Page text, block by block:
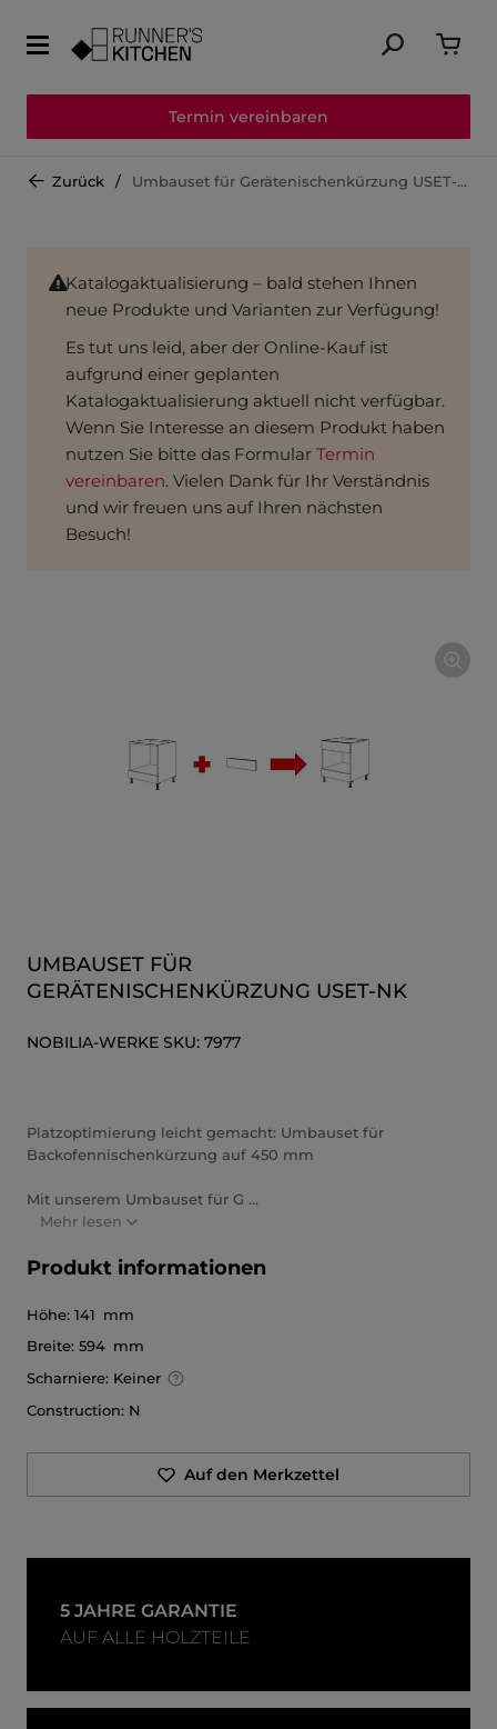
Termin vereinbaren
Zurück Umbauset für Gerätenischenkürzung USET-NK
Katalogaktualisierung – bald stehen Ihnen
neue Produkte und Varianten zur Verfügung!
Es tut uns leid, aber der Online-Kauf ist
aufgrund einer geplanten
Katalogaktualisierung aktuell nicht verfügbar.
Wenn Sie Interesse an diesem Produkt haben
nutzen Sie bitte das Formular Termin
vereinbaren. Vielen Dank für Ihr Verständnis
und wir freuen uns auf Ihren nächsten
Besuch!
UMBAUSET FÜR
GERÄTENISCHENKÜRZUNG USET-NK
NOBILIA-WERKE SKU: 7977
Platzoptimierung leicht gemacht: Umbauset für
Backofennischenkürzung auf 450 mm
Mit unserem Umbauset für G ...
Mehr lesen
Produkt informationen
Höhe: 141 mm
Breite: 594 mm
Scharniere: Keiner
Construction: N
Auf den Merkzettel
5 JAHRE GARANTIE
AUF ALLE HOLZTEILE